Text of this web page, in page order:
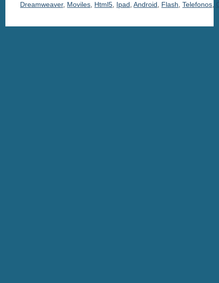
Dreamweaver, Moviles Html5 Ipad ,Android Flash ,Telefonos